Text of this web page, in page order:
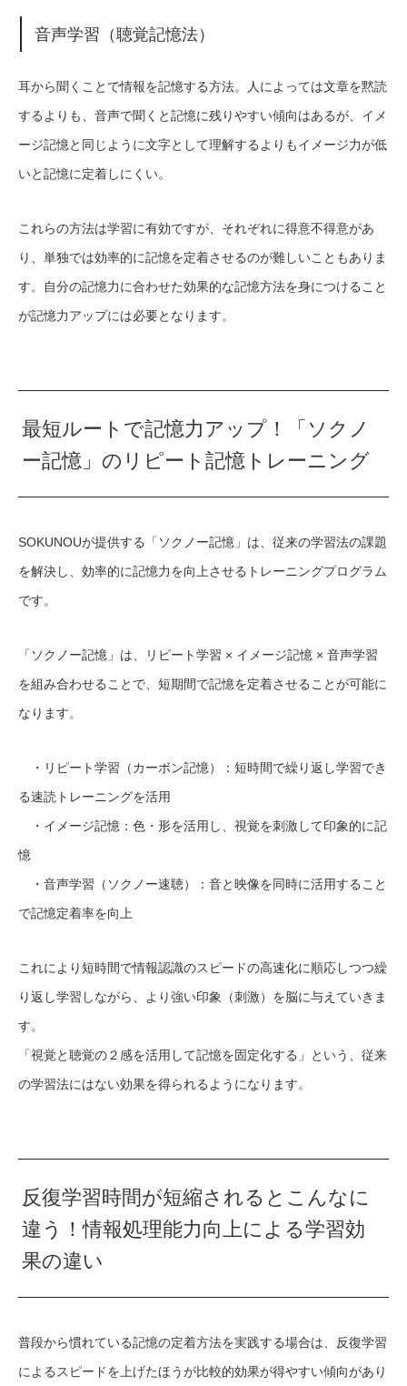
音声学習（聴覚記憶法）
耳から聞くことで情報を記憶する方法。人によっては文章を黙読
するよりも、音声で聞くと記憶に残りやすい傾向はあるが、イメ
ージ記憶と同じように文字として理解するよりもイメージ力が低
いと記憶に定着しにくい。
これらの方法は学習に有効ですが、それぞれに得意不得意があ
り、単独では効率的に記憶を定着させるのが難しいこともありま
す。自分の記憶力に合わせた効果的な記憶方法を身につけること
が記憶力アップには必要となります。
最短ルートで記憶力アップ！「ソクノ
ー記憶」のリピート記憶トレーニング
SOKUNOUが提供する「ソクノー記憶」は、従来の学習法の課題
を解決し、効率的に記憶力を向上させるトレーニングプログラム
です。
「ソクノー記憶」は、リピート学習 × イメージ記憶 × 音声学習
を組み合わせることで、短期間で記憶を定着させることが可能に
なります。
・リピート学習（カーボン記憶）：短時間で繰り返し学習でき
る速読トレーニングを活用
・イメージ記憶：色・形を活用し、視覚を刺激して印象的に記
憶
・音声学習（ソクノー速聴）：音と映像を同時に活用すること
で記憶定着率を向上
これにより短時間で情報認識のスピードの高速化に順応しつつ繰
り返し学習しながら、より強い印象（刺激）を脳に与えていきま
す。
「視覚と聴覚の２感を活用して記憶を固定化する」という、従来
の学習法にはない効果を得られるようになります。
反復学習時間が短縮されるとこんなに
違う！情報処理能力向上による学習効
果の違い
普段から慣れている記憶の定着方法を実践する場合は、反復学習
によるスピードを上げたほうが比較的効果が得やすい傾向があり